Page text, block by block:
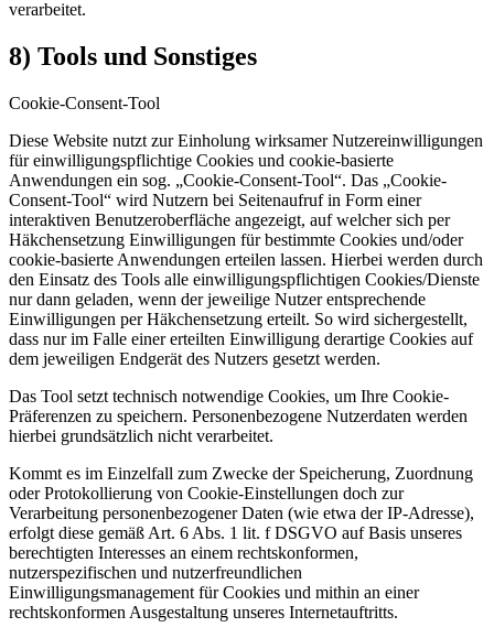
verarbeitet.
8) Tools und Sonstiges
Cookie-Consent-Tool
Diese Website nutzt zur Einholung wirksamer Nutzereinwilligungen
für einwilligungspflichtige Cookies und cookie-basierte
Anwendungen ein sog. „Cookie-Consent-Tool“. Das „Cookie-
Consent-Tool“ wird Nutzern bei Seitenaufruf in Form einer
interaktiven Benutzeroberfläche angezeigt, auf welcher sich per
Häkchensetzung Einwilligungen für bestimmte Cookies und/oder
cookie-basierte Anwendungen erteilen lassen. Hierbei werden durch
den Einsatz des Tools alle einwilligungspflichtigen Cookies/Dienste
nur dann geladen, wenn der jeweilige Nutzer entsprechende
Einwilligungen per Häkchensetzung erteilt. So wird sichergestellt,
dass nur im Falle einer erteilten Einwilligung derartige Cookies auf
dem jeweiligen Endgerät des Nutzers gesetzt werden.
Das Tool setzt technisch notwendige Cookies, um Ihre Cookie-
Präferenzen zu speichern. Personenbezogene Nutzerdaten werden
hierbei grundsätzlich nicht verarbeitet.
Kommt es im Einzelfall zum Zwecke der Speicherung, Zuordnung
oder Protokollierung von Cookie-Einstellungen doch zur
Verarbeitung personenbezogener Daten (wie etwa der IP-Adresse),
erfolgt diese gemäß Art. 6 Abs. 1 lit. f DSGVO auf Basis unseres
berechtigten Interesses an einem rechtskonformen,
nutzerspezifischen und nutzerfreundlichen
Einwilligungsmanagement für Cookies und mithin an einer
rechtskonformen Ausgestaltung unseres Internetauftritts.